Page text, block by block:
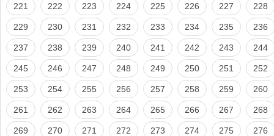
221 222 223 224 225 226 227 228
229 230 231 232 233 234 235 236
237 238 239 240 241 242 243 244
245 246 247 248 249 250 251 252
253 254 255 256 257 258 259 260
261 262 263 264 265 266 267 268
269 270 271 272 273 274 275 276